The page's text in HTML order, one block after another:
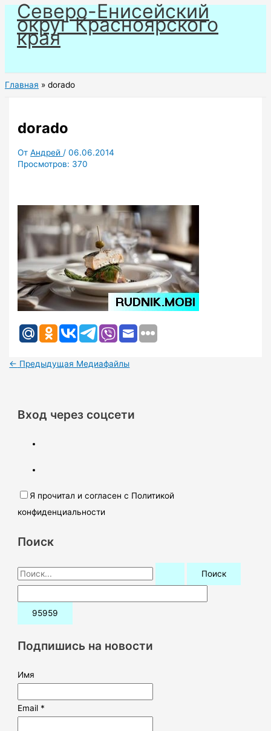
Перейти
содержимому
Северо-Енисейский
округ Красноярского
края
Главная dorado
dorado
ОтАндрей /06.06.2014
Просмотров: 370
← Предыдущая Медиафайлы
Вход через соцсети
Я прочитал и согласен с Политикой
конфиденциальности
Поиск
П
о
и
:Подпишись на новости
Имя
Email *